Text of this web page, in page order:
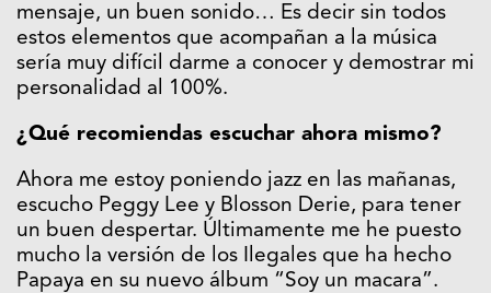
mensaje, un buen sonido… Es decir sin todos
estos elementos que acompañan a la música
sería muy difícil darme a conocer y demostrar mi
personalidad al 100%.
¿Qué recomiendas escuchar ahora mismo?
Ahora me estoy poniendo jazz en las mañanas,
escucho Peggy Lee y Blosson Derie, para tener
un buen despertar. Últimamente me he puesto
mucho la versión de los Ilegales que ha hecho
Papaya en su nuevo álbum “Soy un macara”.